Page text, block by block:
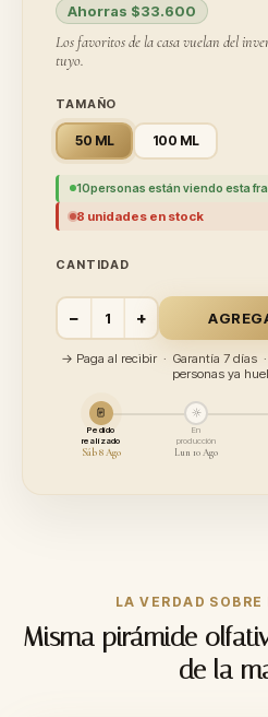
Ahorras $33.600
Los favoritos de la casa vuelan del
tuyo.
TAMAÑO
50 ML 100 ML
10personas están viendo esta
8 unidades en stock
CANTIDAD
− +
→ Paga al recibir · Garantía 7 días
personas ya
Pedido
realizado
Sáb 8 Ago
En
producción
Lun 10 Ago
LA VERDAD SOBRE
Misma pirámide
de la